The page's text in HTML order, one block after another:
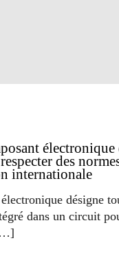
des
internationale
désigne
dans un circuit